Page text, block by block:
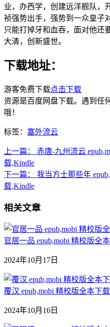
业，办西学，创建远洋舰队，
祯强势出手，强势到一众皇子
只能打掉牙和血吞，面对他还
大清，创新盛世。
下载地址：
游客免费下载点击下载
资源是百度网盘下载。遇到任
哦！
标签： 塞外流云
上一篇：
赤唐-九州流云
载,Kindle
下一篇：
我当方士那些年
载,Kindle
相关文章
官居一品 epub,mobi 精校版全
2024年10月17日
覆汉 epub,mobi 精校版全本下
2024年10月16日